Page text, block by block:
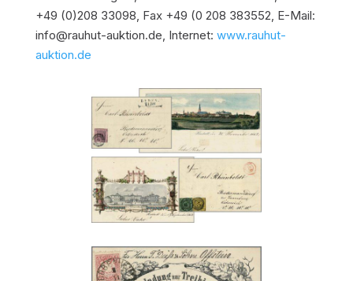
+49 (0)208 33098, Fax +49 (0 208 383552, E-Mail:
info@rauhut-auktion.de, Internet: www.rauhut-
auktion.de